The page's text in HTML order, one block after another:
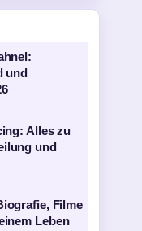
und
Alles zu
und
Filme
Leben